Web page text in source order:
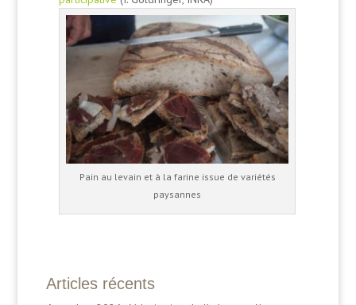
Pain au levain et à la farine issue de variétés
paysannes
Articles récents